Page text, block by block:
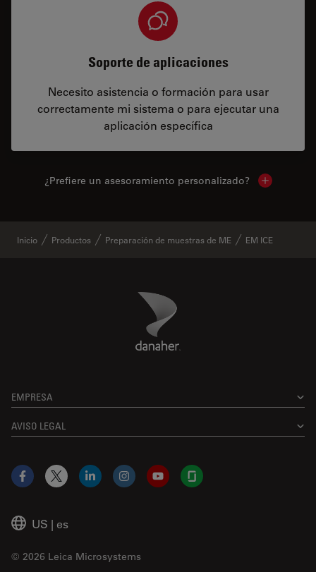
Soporte de aplicaciones
Necesito asistencia o formación para usar
correctamente mi sistema o para ejecutar una
aplicación específica
¿Prefiere un asesoramiento personalizado? Show local
Inicio Productos Preparación de muestras de ME EM ICE
Danaher Logo
EMPRESA
AVISO LEGAL
US | es
© 2026 Leica Microsystems
Facebook
X LinkedInInstagramYouTubeGlassdoor